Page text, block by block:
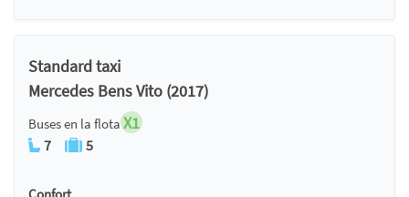
Standard taxi
Mercedes Bens Vito (2017)
Buses en la flota X1
7 5